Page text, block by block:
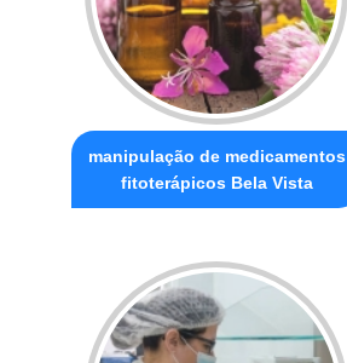
manipulação de medicamentos
fitoterápicos Bela Vista